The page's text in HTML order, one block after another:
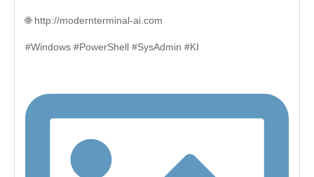
🌐 http://modernterminal-ai.com
#Windows #PowerShell #SysAdmin #KI